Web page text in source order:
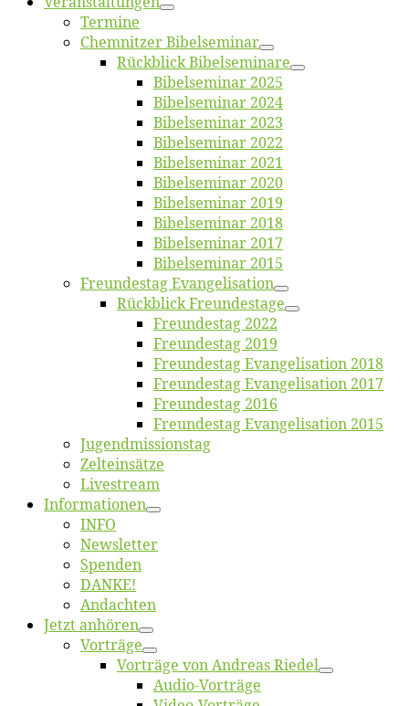
Ter­mi­ne
Chemnit­zer Bibelseminar
Rück­blick Bibelseminare
Bi­bel­se­mi­nar 2025
Bi­bel­se­mi­nar 2024
Bi­bel­se­mi­nar 2023
Bi­bel­se­mi­nar 2022
Bi­bel­se­mi­nar 2021
Bi­bel­se­mi­nar 2020
Bi­bel­se­mi­nar 2019
Bi­bel­se­mi­nar 2018
Bibelsemi­nar 2017
Bibelsemi­nar 2015
Freun­des­tag Evangelisation
Rück­blick Freundestage
Freun­des­tag 2022
Freun­des­tag 2019
Freun­des­tag Evan­ge­li­sa­ti­on 2018
Freun­des­tag Evan­ge­li­sa­ti­on 2017
Freun­des­tag 2016
Freun­des­tag Evan­ge­li­sa­ti­on 2015
Jugend­mis­sions­tag
Zelt­ein­sät­ze
Live­stream
Informatio­nen
INFO
News­let­ter
Spen­den
DANKE!
An­dach­ten
Jetzt an­hö­ren
Vor­trä­ge
Vor­trä­ge von An­dre­as Riedel
Au­dio-Vor­trä­ge